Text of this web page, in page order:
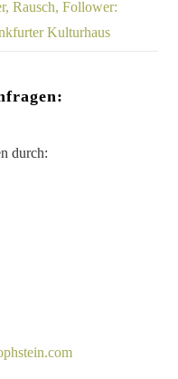
Rausch, Follower:
Kulturhaus
durch: